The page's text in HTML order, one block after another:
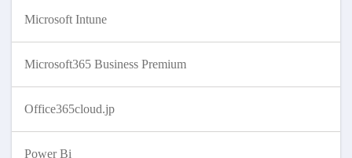
Microsoft Intune
Microsoft365 Business Premium
Office365cloud.jp
Power Bi